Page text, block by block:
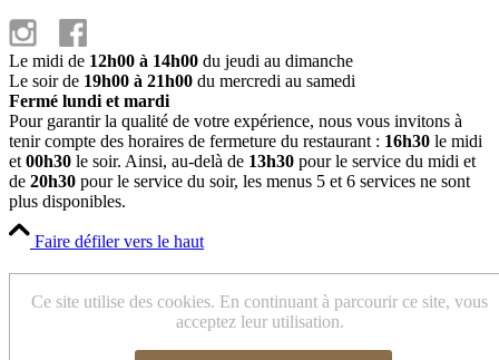
Le midi de 12h00 à 14h00 du jeudi au dimanche
Le soir de 19h00 à 21h00 du mercredi au samedi
Fermé lundi et mardi
Pour garantir la qualité de votre expérience, nous vous invitons à
tenir compte des horaires de fermeture du restaurant : 16h30 le midi
et 00h30 le soir. Ainsi, au-delà de 13h30 pour le service du midi et
de 20h30 pour le service du soir, les menus 5 et 6 services ne sont
plus disponibles.
Faire défiler vers le haut
Ce site utilise des cookies. En continuant à parcourir ce site, vous
acceptez leur utilisation.